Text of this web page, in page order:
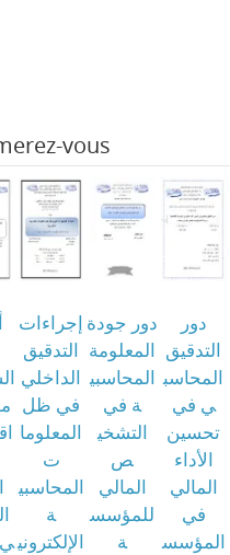
vous
ي
إجراءات
التدقيق
الداخلي
في ظل
المعلوما
ت
المحاسبي
ة
الإلكتروني
دور جودة
المعلومة
المحاسبي
ة في
التشخي
ص
المالي
للمؤسس
ة
دور
التدقيق
المحاسب
ي في
تحسين
الأداء
المالي
في
المؤسس